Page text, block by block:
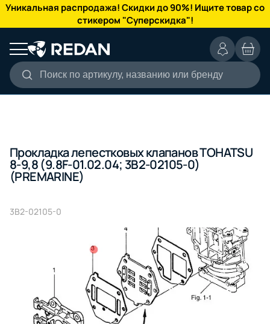
Уникальная распродажа! Скидки до 90%! Ищите товар со
стикером "Суперскидка"!
Поиск по артикулу, названию или бренду
КАТАЛОГ
Прокладка лепестковых клапанов TOHATSU
8-9,8 (9.8F-01.02.04; 3B2-02105-0)
(PREMARINE)
3B2-02105-0